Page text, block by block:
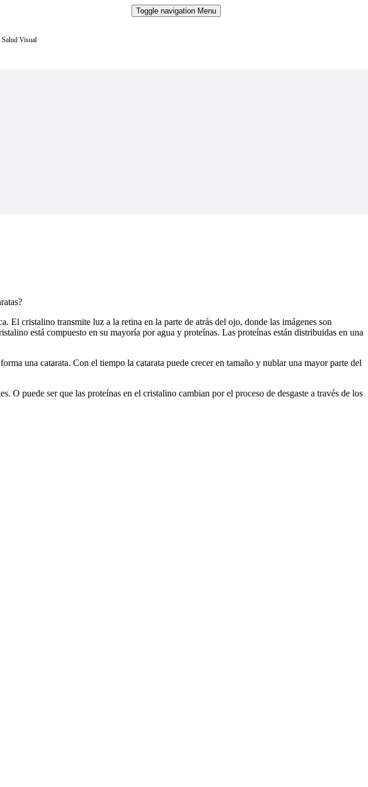
Toggle navigation Menu
Salud Visual
cristalino transmite luz a la retina en la parte de atrás del ojo, donde las imágenes son
está compuesto en su mayoría por agua y proteínas. Las proteínas están distribuidas en una
una catarata. Con el tiempo la catarata puede crecer en tamaño y nublar una mayor parte del
O puede ser que las proteínas en el cristalino cambian por el proceso de desgaste a través de los